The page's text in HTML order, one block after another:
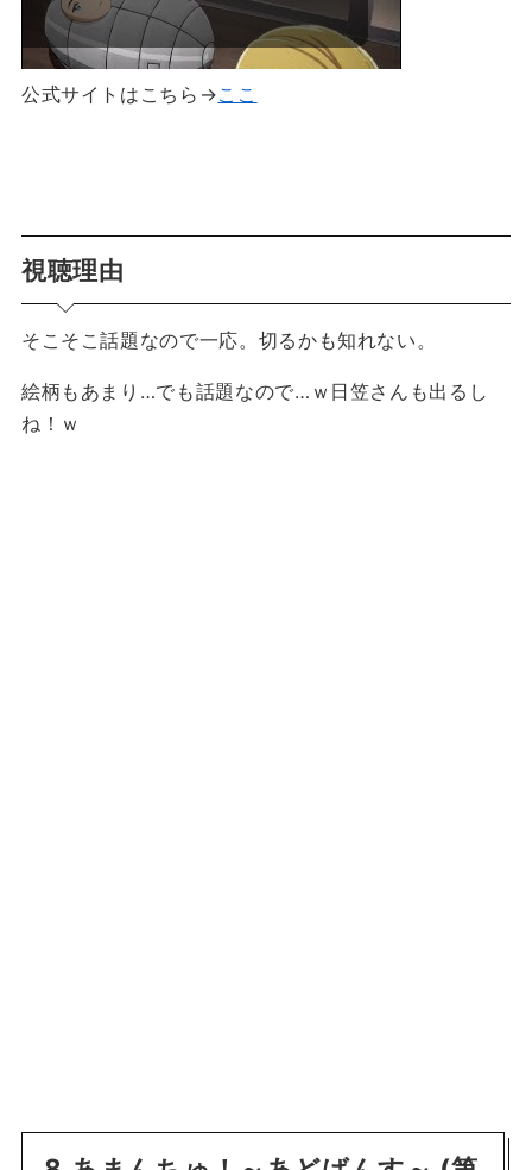
公式サイトはこちら→ここ
視聴理由
そこそこ話題なので一応。切るかも知れない。
絵柄もあまり…でも話題なので…ｗ日笠さんも出るし
ね！ｗ